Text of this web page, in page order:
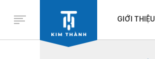
GIỚI THIỆU